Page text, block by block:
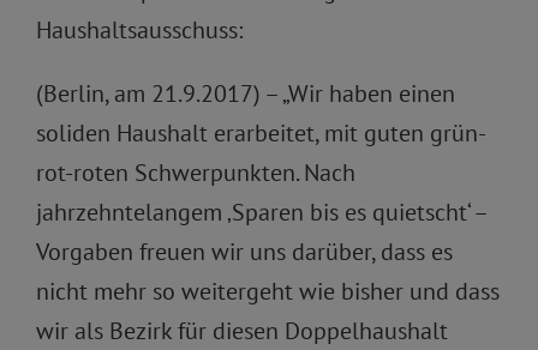
Haushaltsausschuss:
(Berlin, am 21.9.2017) – „Wir haben einen
soliden Haushalt erarbeitet, mit guten grün-
rot-roten Schwerpunkten. Nach
jahrzehntelangem ‚Sparen bis es quietscht‘ –
Vorgaben freuen wir uns darüber, dass es
nicht mehr so weitergeht wie bisher und dass
wir als Bezirk für diesen Doppelhaushalt